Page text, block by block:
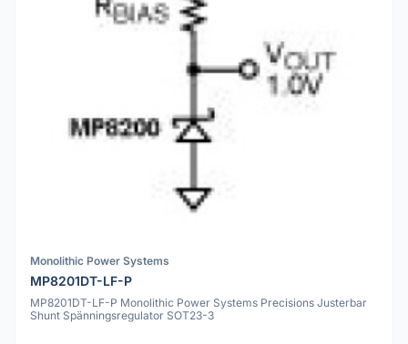
Monolithic Power Systems
MP8201DT-LF-P
MP8201DT-LF-P Monolithic Power Systems Precisions Justerbar
Shunt Spänningsregulator SOT23-3